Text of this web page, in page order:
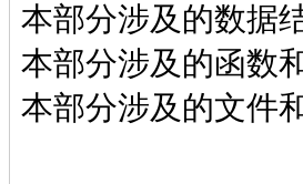
本部分涉及的数据
本部分涉及的函数
本部分涉及的文件